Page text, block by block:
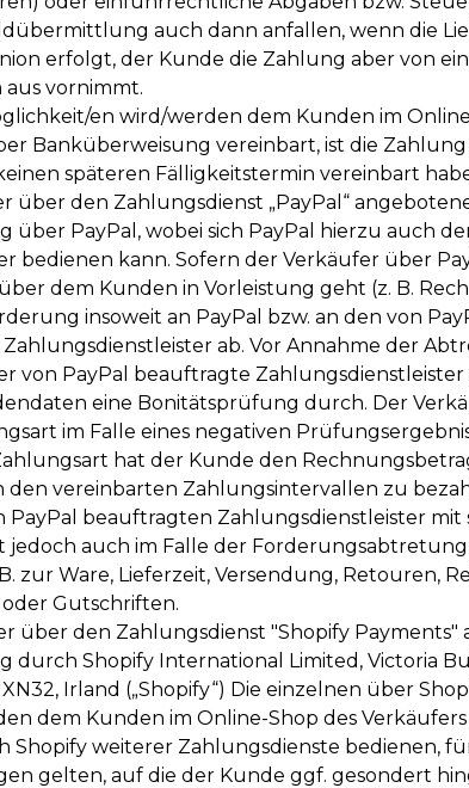
auch dann anfallen, wenn die
erfolgt, der Kunde die Zahlung aber von
aus vornimmt.
en wird/werden dem Kunden im
Banküberweisung vereinbart, ist die
späteren Fälligkeitstermin vereinbart
über den Zahlungsdienst „PayPal“
über PayPal, wobei sich PayPal hierzu auch
bedienen kann. Sofern der Verkäufer über
dem Kunden in Vorleistung geht (z. B.
insoweit an PayPal bzw. an den von
ab. Vor Annahme der
von PayPal beauftragte
eine Bonitätsprüfung durch. Der
im Falle eines negativen
hat der Kunde den
den vereinbarten Zahlungsintervallen zu
PayPal beauftragten Zahlungsdienstleister
jedoch auch im Falle der
zur Ware, Lieferzeit, Versendung, Retouren,
Gutschriften.
über den Zahlungsdienst "Shopify
durch Shopify International Limited, Victoria
Irland („Shopify“) Die einzelnen über
dem Kunden im Online-Shop des
Shopify weiterer Zahlungsdienste bedienen,
gelten, auf die der Kunde ggf. gesondert